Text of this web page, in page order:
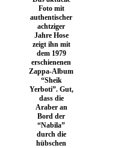
Foto mit
authentischer
achtziger
Jahre Hose
zeigt ihn mit
dem 1979
erschienenen
Zappa-Album
“Sheik
Yerboti”. Gut,
dass die
Araber an
Bord der
“Nabila”
durch die
hübschen